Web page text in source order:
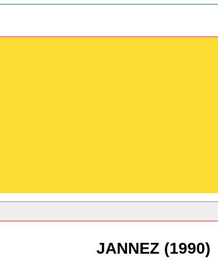
JANNEZ (1990)